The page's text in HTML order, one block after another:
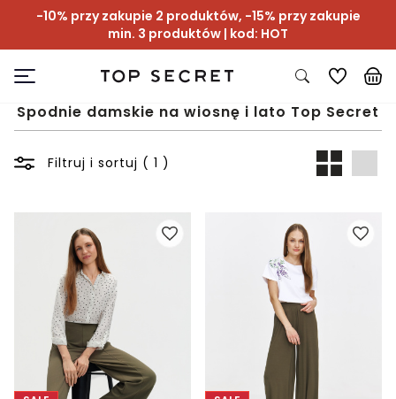
-10% przy zakupie 2 produktów, -15% przy zakupie
min. 3 produktów | kod: HOT
Spodnie damskie na wiosnę i lato Top Secret
Filtruj i sortuj ( 1 )